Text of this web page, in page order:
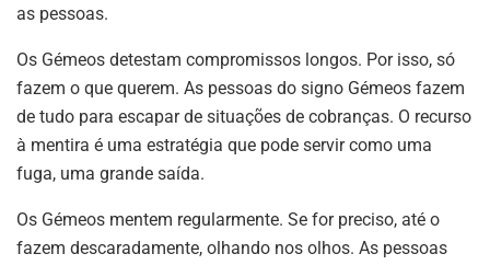
as pessoas.
Os Gémeos detestam compromissos longos. Por isso, só
fazem o que querem. As pessoas do signo Gémeos fazem
de tudo para escapar de situações de cobranças. O recurso
à mentira é uma estratégia que pode servir como uma
fuga, uma grande saída.
Os Gémeos mentem regularmente. Se for preciso, até o
fazem descaradamente, olhando nos olhos. As pessoas